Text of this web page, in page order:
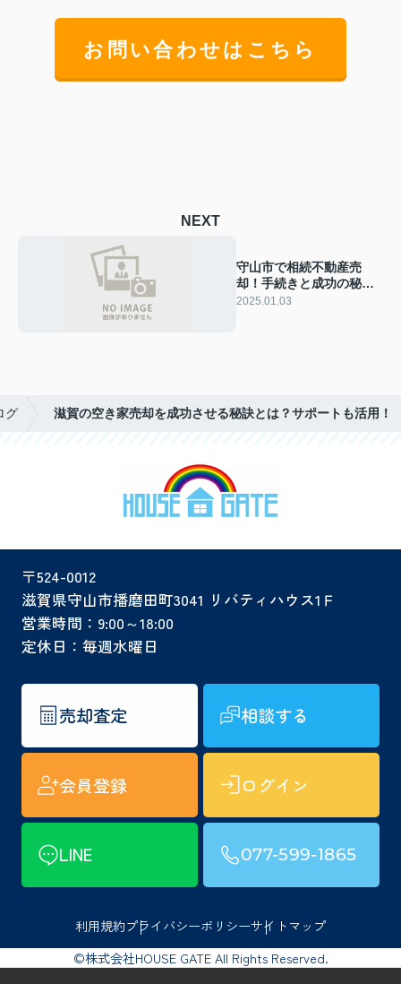
お問い合わせはこちら
NEXT
守山市で相続不動産売
却！手続きと成功の秘訣
とは？
2025.01.03
グ 滋賀の空き家売却を成功させる秘訣とは？サポートも活用！
〒524-0012
滋賀県守山市播磨田町3041 リバティハウス1Ｆ
営業時間：9:00～18:00
定休日：毎週水曜日
売却査定 相談する
会員登録 ログイン
LINE 077-599-1865
利用規約プライバシーポリシーサイトマップ
©株式会社HOUSE GATE All Rights Reserved.